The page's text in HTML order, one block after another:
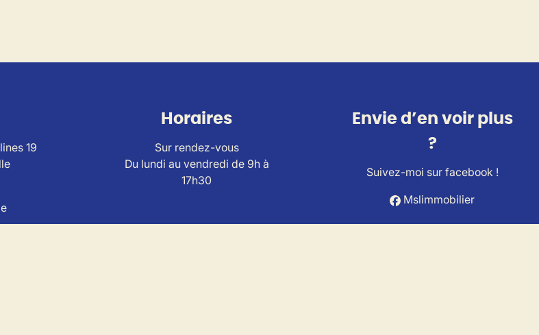
19
Horaires
Sur rendez-vous
Du lundi au vendredi de 9h à
17h30
Envie d’en voir plus
?
Suivez-moi sur facebook !
Mslimmobilier